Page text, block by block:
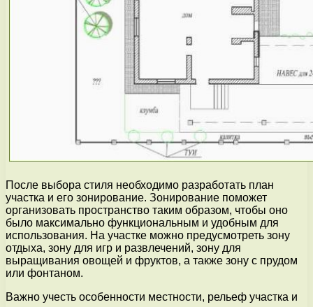
После выбора стиля необходимо разработать план
участка и его зонирование. Зонирование поможет
организовать пространство таким образом, чтобы оно
было максимально функциональным и удобным для
использования. На участке можно предусмотреть зону
отдыха, зону для игр и развлечений, зону для
выращивания овощей и фруктов, а также зону с прудом
или фонтаном.
Важно учесть особенности местности, рельеф участка и